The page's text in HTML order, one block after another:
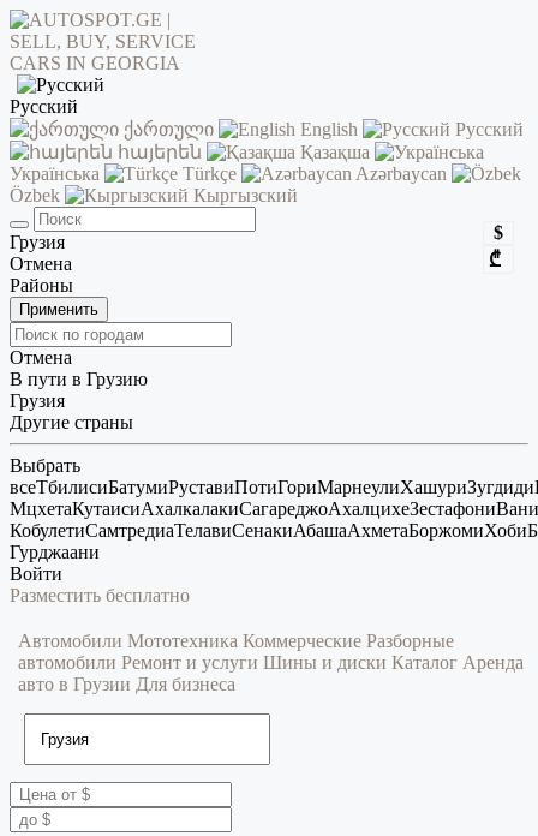
Русский
ქართული
English
Русский
հայերեն
Қазақша
Українська
Türkçe
Azərbaycan
Özbek
Кыргызский
$
₾
Грузия
Отмена
Районы
Применить
Отмена
В пути в Грузию
Грузия
Другие страны
Выбрать
всеТбилисиБатумиРуставиПотиГориМарнеулиХашуриЗугдиди
МцхетаКутаисиАхалкалакиСагареджоАхалцихеЗестафониВани
КобулетиСамтредиаТелавиСенакиАбашаАхметаБоржомиХоби
Гурджаани
Войти
Разместить бесплатно
Автомобили Мототехника Коммерческие Разборные
автомобили Ремонт и услуги Шины и диски Каталог Аренда
авто в Грузии Для бизнеса